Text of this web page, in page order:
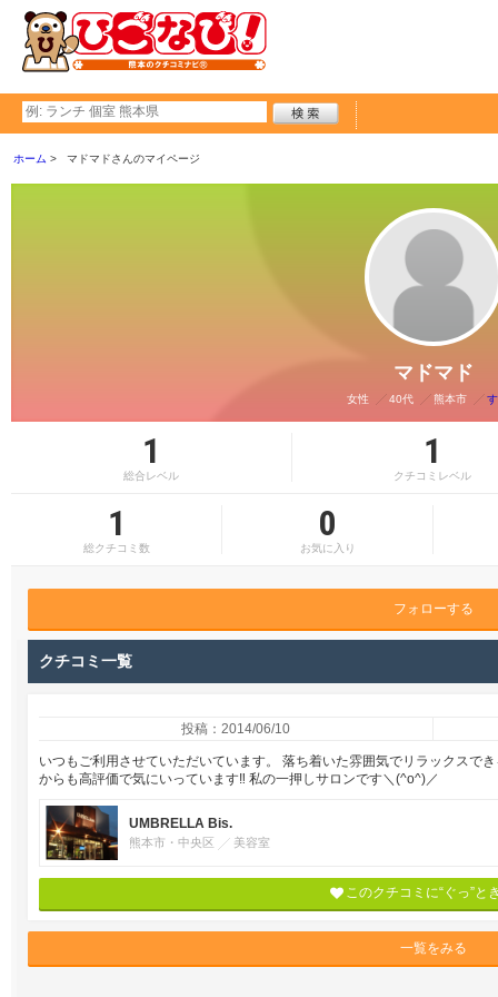
ホーム マドマドさんのマイページ
マドマド
女性 40代 熊本市
1
総合レベル
1
クチコミレベル
1
総クチコミ数
0
お気に入り
フォローする
クチコミ一覧
投稿：2014/06/10
いつもご利用させていただいています。 落ち着いた雰囲気でリラックスで
からも高評価で気にいっています‼︎ 私の一押しサロンです＼(^o^)／
UMBRELLA Bis.
熊本市・中央区 美容室
このクチコミに“ぐっ”と
一覧をみる